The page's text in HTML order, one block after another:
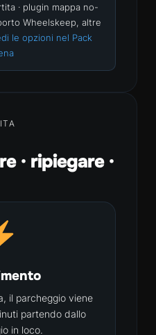
· plugin mappa no-
Wheelskeep, altre
le opzioni nel Pack
· ripiegare ·
il parcheggio viene
partendo dallo
in loco.